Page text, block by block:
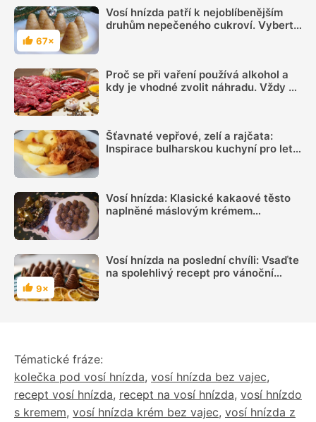
Hodnocení
67×
Vosí hnízda patří k nejoblíbenějším
druhům nepečeného cukroví. Vyberte
Proč se při vaření používá alkohol a
kdy je vhodné zvolit náhradu. Vždy se
Šťavnaté vepřové, zelí a rajčata:
Inspirace bulharskou kuchyní pro letní
Vosí hnízda: Klasické kakaové těsto
naplněné máslovým krémem
Hodnocení
9×
Vosí hnízda na poslední chvíli: Vsaďte
na spolehlivý recept pro vánoční
Tématické fráze:
kolečka pod vosí hnízda, vosí hnízda bez vajec,
recept vosí hnízda, recept na vosí hnízda, vosí hnízdo
s kremem, vosí hnízda krém bez vajec, vosí hnízda z